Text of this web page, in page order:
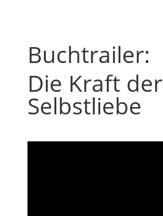
Buchtrailer:
Die Kraft der
Selbstliebe